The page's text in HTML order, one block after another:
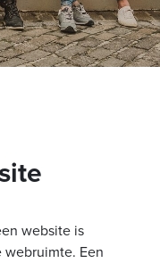
website is
Een